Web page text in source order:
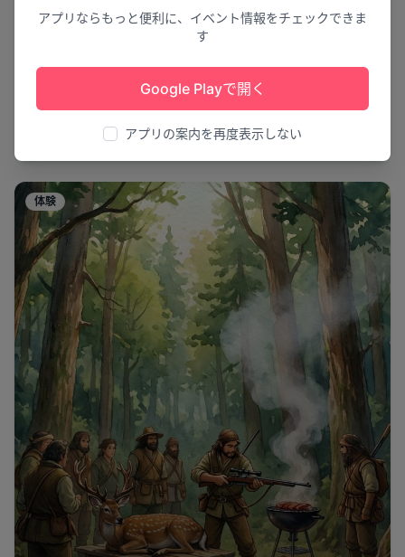
アプリならもっと便利に、イベント情報をチェックできま
す
Google Playで開く
アプリの案内を再度表示しない
竜神の舞い踊る里
第49回 忍野八海祭り
体験